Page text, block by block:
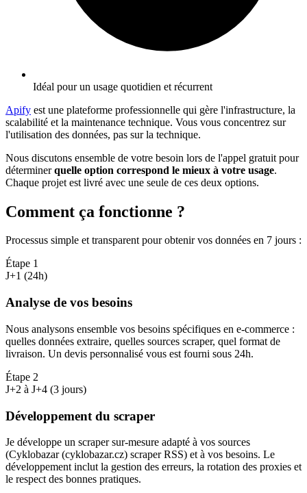
Idéal pour un usage quotidien et récurrent
Apify est une plateforme professionnelle qui gère l'infrastructure, la
scalabilité et la maintenance technique. Vous vous concentrez sur
l'utilisation des données, pas sur la technique.
Nous discutons ensemble de votre besoin lors de l'appel gratuit pour
déterminerquelle option correspond le mieux à votre usage.
Chaque projet est livré avec une seule de ces deux options.
Comment ça fonctionne ?
Processus simple et transparent pour obtenir vos données en 7 jours :
Étape 1
J+1 (24h)
Analyse de vos besoins
Nous analysons ensemble vos besoins spécifiques en e-commerce :
quelles données extraire, quelles sources scraper, quel format de
livraison. Un devis personnalisé vous est fourni sous 24h.
Étape 2
J+2 à J+4 (3 jours)
Développement du scraper
Je développe un scraper sur-mesure adapté à vos sources
(Cyklobazar (cyklobazar.cz) scraper RSS) et à vos besoins. Le
développement inclut la gestion des erreurs, la rotation des proxies et
le respect des bonnes pratiques.